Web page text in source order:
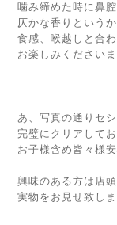
噛み締めた時に鼻
仄かな香りというか
食感、喉越しと合
お楽しみください
あ、写真の通りセ
完璧にクリアしてお
お子様含め皆々様
興味のある方は店
実物をお見せ致し